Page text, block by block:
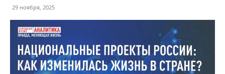
29 ноября, 2025